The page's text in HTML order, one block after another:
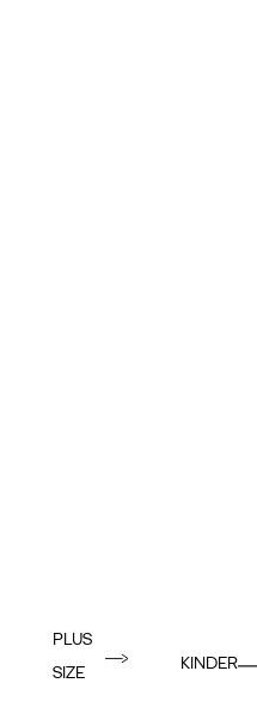
PLUS
SIZE
KINDER